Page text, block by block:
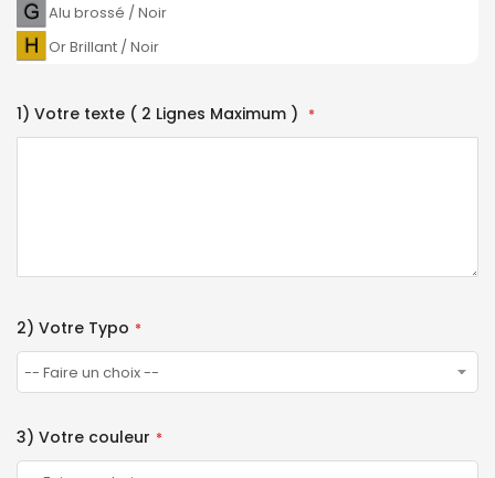
Alu brossé / Noir
Or Brillant / Noir
1) Votre texte ( 2 Lignes Maximum )
2) Votre Typo
3) Votre couleur